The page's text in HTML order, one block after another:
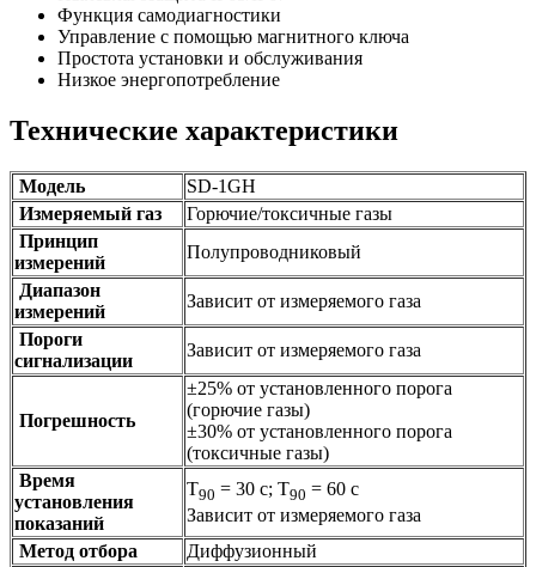
Функция самодиагностики
Управление с помощью магнитного ключа
Простота установки и обслуживания
Низкое энергопотребление
Технические характеристики
Модель
SD-1GH
Измеряемый газ
Горючие/токсичные газы
Принцип
измерений
Полупроводниковый
Диапазон
измерений
Зависит от измеряемого газа
Пороги
сигнализации
Зависит от измеряемого газа
Погрешность
±25% от установленного порога
(горючие газы)
±30% от установленного порога
(токсичные газы)
Время
установления
показаний
Т90 = 30 с; Т90 = 60 с
Зависит от измеряемого газа
Метод отбора
Диффузионный